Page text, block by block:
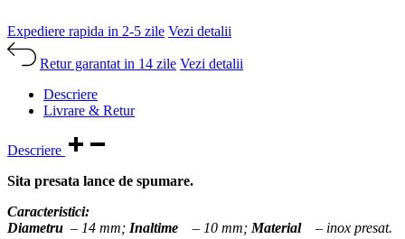
Expediere rapida in 2-5 zile Vezi detalii
Retur garantat in 14 zile Vezi detalii
Descriere
Livrare & Retur
Descriere
Sita presata lance de spumare.
Caracteristici:
Diametru – 14 mm; Inaltime – 10 mm; Material– inox presat.